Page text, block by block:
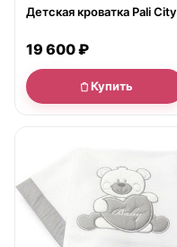
Детская кроватка Pali City
19 600 ₽
Купить